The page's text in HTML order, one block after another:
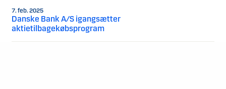
7. feb. 2025
Danske Bank A/S igangsætter
aktietilbagekøbsprogram